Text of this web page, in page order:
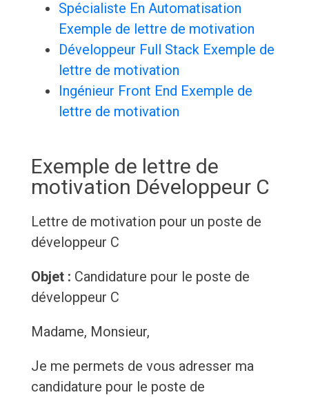
Spécialiste En Automatisation
Exemple de lettre de motivation
Développeur Full Stack Exemple de
lettre de motivation
Ingénieur Front End Exemple de
lettre de motivation
Exemple de lettre de
motivation Développeur C
Lettre de motivation pour un poste de
développeur C
Objet : Candidature pour le poste de
développeur C
Madame, Monsieur,
Je me permets de vous adresser ma
candidature pour le poste de